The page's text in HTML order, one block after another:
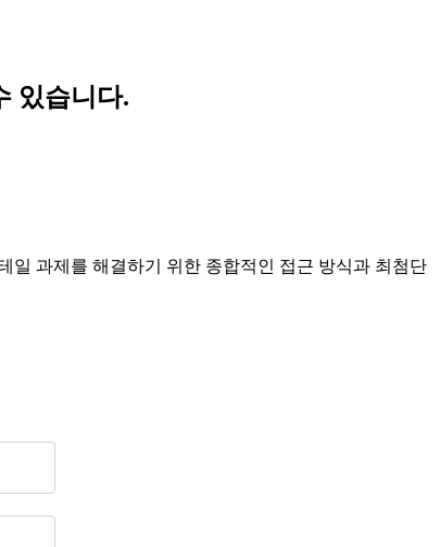
있습니다.
일 과제를 해결하기 위한 종합적인 접근 방식과 최첨단